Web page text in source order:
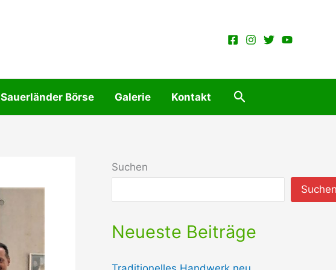
Sauerländer Börse Galerie Kontakt Suchen
Suchen
Neueste Beiträge